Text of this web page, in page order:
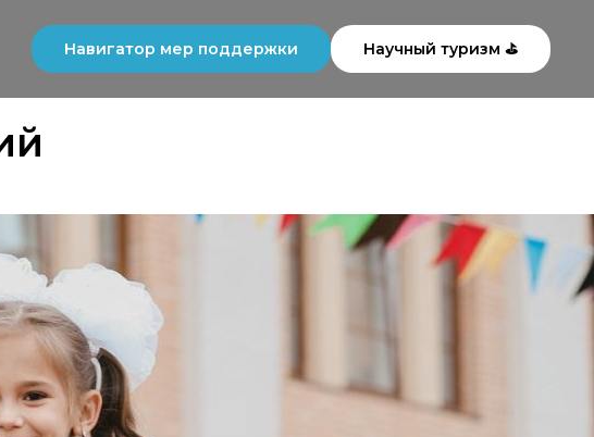
Навигатор мер поддержки Научный туризм ⛳